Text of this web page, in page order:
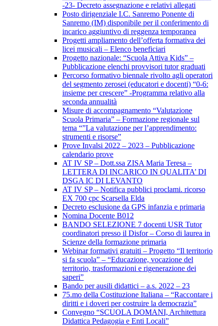
-23- Decreto assegnazione e relativi allegati
Posto dirigenziale I.C. Sanremo Ponente di
Sanremo (IM) disponibile per il conferimento di
incarico aggiuntivo di reggenza temporanea
Progetti ampliamento dell’offerta formativa dei
licei musicali – Elenco beneficiari
Progetto nazionale: “Scuola Attiva Kids” –
Pubblicazione elenchi provvisori tutor graduati
Percorso formativo biennale rivolto agli operatori
del segmento zerosei (educatori e docenti) “0-6:
insieme per crescere” -Programma relativo alla
seconda annualità
Misure di accompagnamento “Valutazione
Scuola Primaria” – Formazione regionale sul
tema “”La valutazione per l’apprendimento:
strumenti e risorse”
Prove Invalsi 2022 – 2023 – Pubblicazione
calendario prove
AT IV SP – Dott.ssa ZISA Maria Teresa –
LETTERA DI INCARICO IN QUALITA’ DI
DSGA IC DI LEVANTO
AT IV SP – Notifica pubblici proclami. ricorso
EX 700 cpc Scarsella Elda
Decreto esclusione da GPS infanzia e primaria
Nomina Docente B012
BANDO SELEZIONE 7 docenti USR Tutor
coordinatori presso il Disfor – Corso di laurea in
Scienze della formazione primaria
Webinar formativi gratuiti – Progetto “Il territorio
si fa scuola” – “Educazione, vocazione del
territorio, trasformazioni e rigenerazione dei
saperi”
Bando per ausili didattici – a.s. 2022 – 23
75.mo della Costituzione Italiana – “Raccontare i
diritti e i doveri per costruire la democrazia”
Convegno “SCUOLA DOMANI, Architettura
Didattica Pedagogia e Enti Locali”